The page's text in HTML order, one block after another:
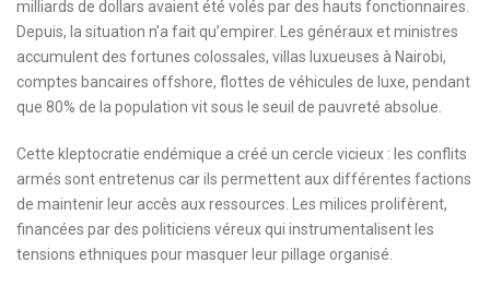
milliards de dollars avaient été volés par des hauts fonctionnaires.
Depuis, la situation n’a fait qu’empirer. Les généraux et ministres
accumulent des fortunes colossales, villas luxueuses à Nairobi,
comptes bancaires offshore, flottes de véhicules de luxe, pendant
que 80% de la population vit sous le seuil de pauvreté absolue.
Cette kleptocratie endémique a créé un cercle vicieux : les conflits
armés sont entretenus car ils permettent aux différentes factions
de maintenir leur accès aux ressources. Les milices prolifèrent,
financées par des politiciens véreux qui instrumentalisent les
tensions ethniques pour masquer leur pillage organisé.